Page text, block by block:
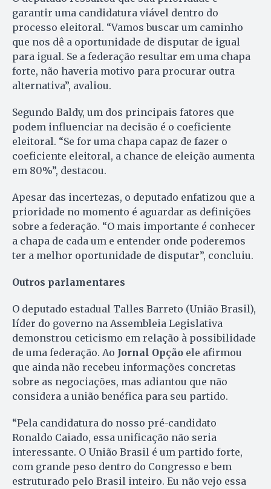
garantir uma candidatura viável dentro do
processo eleitoral. “Vamos buscar um caminho
que nos dê a oportunidade de disputar de igual
para igual. Se a federação resultar em uma chapa
forte, não haveria motivo para procurar outra
alternativa”, avaliou.
Segundo Baldy, um dos principais fatores que
podem influenciar na decisão é o coeficiente
eleitoral. “Se for uma chapa capaz de fazer o
coeficiente eleitoral, a chance de eleição aumenta
em 80%”, destacou.
Apesar das incertezas, o deputado enfatizou que a
prioridade no momento é aguardar as definições
sobre a federação. “O mais importante é conhecer
a chapa de cada um e entender onde poderemos
ter a melhor oportunidade de disputar”, concluiu.
Outros parlamentares
O deputado estadual Talles Barreto (União Brasil),
líder do governo na Assembleia Legislativa
demonstrou ceticismo em relação à possibilidade
de uma federação. Ao Jornal Opção ele afirmou
que ainda não recebeu informações concretas
sobre as negociações, mas adiantou que não
considera a união benéfica para seu partido.
“Pela candidatura do nosso pré-candidato
Ronaldo Caiado, essa unificação não seria
interessante. O União Brasil é um partido forte,
com grande peso dentro do Congresso e bem
estruturado pelo Brasil inteiro. Eu não vejo essa